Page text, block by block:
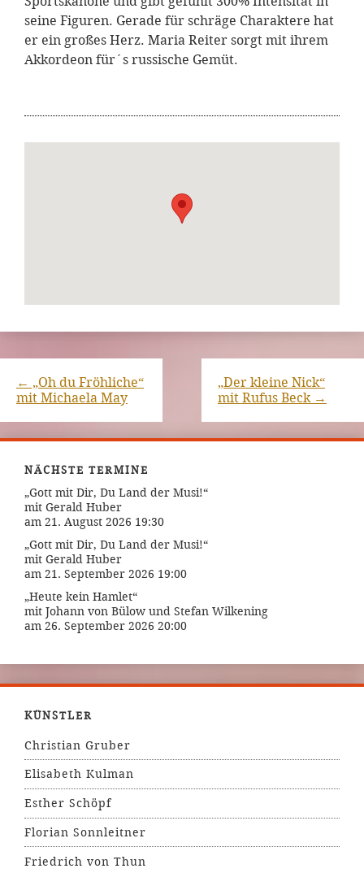
seine Figuren. Gerade für schräge Charaktere hat
er ein großes Herz. Maria Reiter sorgt mit ihrem
Akkordeon für´s russische Gemüt.
← „Oh du Fröhliche“
mit Michaela May
„Der kleine Nick“
mit Rufus Beck →
NÄCHSTE TERMINE
„Gott mit Dir, Du Land der Musi!“
mit Gerald Huber
am 21. August 2026 19:30
„Gott mit Dir, Du Land der Musi!“
mit Gerald Huber
am 21. September 2026 19:00
„Heute kein Hamlet“
mit Johann von Bülow und Stefan Wilkening
am 26. September 2026 20:00
KÜNSTLER
Christian Gruber
Elisabeth Kulman
Esther Schöpf
Florian Sonnleitner
Friedrich von Thun